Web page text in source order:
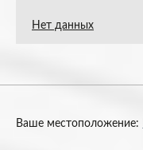
Нет данных
Ваше местоположение: